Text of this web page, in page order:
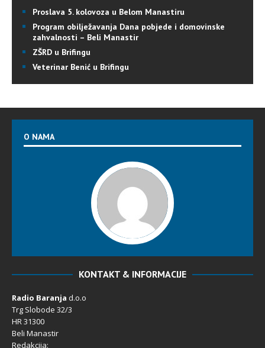
Proslava 5. kolovoza u Belom Manastiru
Program obilježavanja Dana pobjede i domovinske
zahvalnosti – Beli Manastir
ZŠRD u Brifingu
Veterinar Benić u Brifingu
O NAMA
KONTAKT & INFORMACIJE
Radio Baranja d.o.o
Trg Slobode 32/3
HR 31300
Beli Manastir
Redakcija: